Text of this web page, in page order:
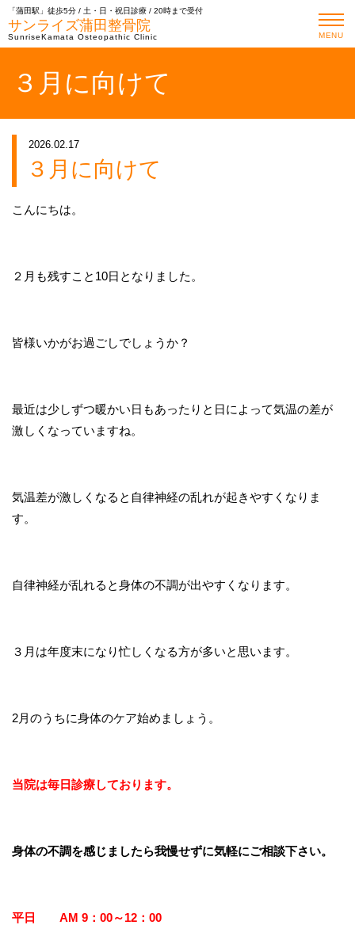
「蒲田駅」徒歩5分 / 土・日・祝日診療 / 20時まで受付
サンライズ蒲田整骨院
SunriseKamata Osteopathic Clinic MENU
３月に向けて
2026.02.17
３月に向けて
こんにちは。
２月も残すこと10日となりました。
皆様いかがお過ごしでしょうか？
最近は少しずつ暖かい日もあったりと日によって気温の差が
激しくなっていますね。
気温差が激しくなると自律神経の乱れが起きやすくなりま
す。
自律神経が乱れると身体の不調が出やすくなります。
３月は年度末になり忙しくなる方が多いと思います。
2月のうちに身体のケア始めましょう。
当院は毎日診療しております。
身体の不調を感じましたら我慢せずに気軽にご相談下さい。
平日 AM 9：00～12：00